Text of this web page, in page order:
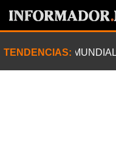
TENDENCIAS: